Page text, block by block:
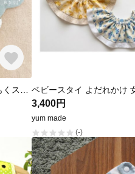
3,400円
yum made
(-)